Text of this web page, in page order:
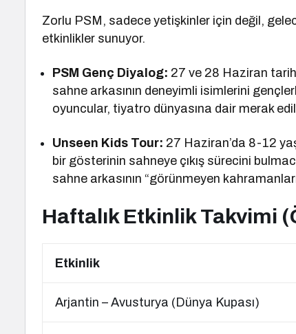
Zorlu PSM, sadece yetişkinler için değil,
etkinlikler sunuyor.
PSM Genç Diyalog: 27 ve 28 Haziran
sahne arkasının deneyimli isimlerini
oyuncular, tiyatro dünyasına dair merak
Unseen Kids Tour: 27 Haziran’da 8-12
bir gösterinin sahneye çıkış sürecini
sahne arkasının “görünmeyen
Haftalık Etkinlik Takvimi
Etkinlik
Arjantin – Avusturya (Dünya Kupası)